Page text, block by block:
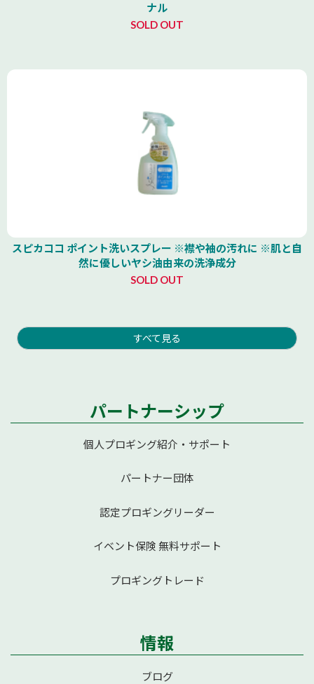
ナル
SOLD OUT
スピカココ ポイント洗いスプレー ※襟や袖の汚れに ※肌と自
然に優しいヤシ油由来の洗浄成分
SOLD OUT
すべて見る
パートナーシップ
個人プロギング紹介・サポート
パートナー団体
認定プロギングリーダー
イベント保険 無料サポート
プロギングトレード
情報
ブログ